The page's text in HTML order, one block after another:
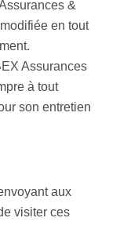
&
en tout
Assurances
à tout
son entretien
aux
visiter ces